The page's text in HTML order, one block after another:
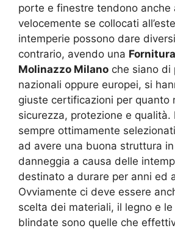
porte e finestre tendono anche
velocemente se collocati
intemperie possono dare
contrario, avendo una
Molinazzo Milano che siano di
nazionali oppure europei, si
giuste certificazioni per quanto
sicurezza, protezione e qualità.
sempre ottimamente
ad avere una buona struttura
danneggia a causa delle
destinato a durare per anni ed
Ovviamente ci deve essere
scelta dei materiali, il legno e
blindate sono quelle che